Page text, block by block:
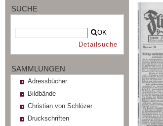
SUCHE
OK
Detailsuche
SAMMLUNGEN
Adressbücher
Bildbände
Christian von Schlözer
Druckschriften